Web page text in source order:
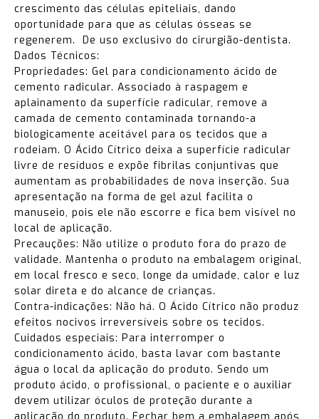
crescimento das células epiteliais, dando
oportunidade para que as células ósseas se
regenerem. De uso exclusivo do cirurgião-dentista.
Dados Técnicos:
Propriedades: Gel para condicionamento ácido de
cemento radicular. Associado à raspagem e
aplainamento da superfície radicular, remove a
camada de cemento contaminada tornando-a
biologicamente aceitável para os tecidos que a
rodeiam. O Ácido Cítrico deixa a superfície radicular
livre de resíduos e expõe fibrilas conjuntivas que
aumentam as probabilidades de nova inserção. Sua
apresentação na forma de gel azul facilita o
manuseio, pois ele não escorre e fica bem visível no
local de aplicação.
Precauções: Não utilize o produto fora do prazo de
validade. Mantenha o produto na embalagem original,
em local fresco e seco, longe da umidade, calor e luz
solar direta e do alcance de crianças.
Contra-indicações: Não há. O Ácido Cítrico não produz
efeitos nocivos irreversíveis sobre os tecidos.
Cuidados especiais: Para interromper o
condicionamento ácido, basta lavar com bastante
água o local da aplicação do produto. Sendo um
produto ácido, o profissional, o paciente e o auxiliar
devem utilizar óculos de proteção durante a